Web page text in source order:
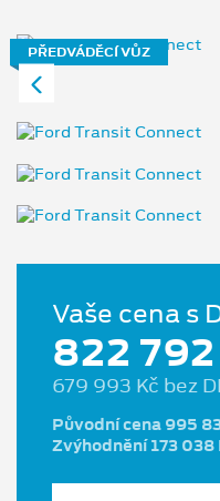
PŘEDVÁDĚCÍ VŮZ
Vaše cena s
822
679 993 Kč bez
Původní cena 995
Zvýhodnění 173 038